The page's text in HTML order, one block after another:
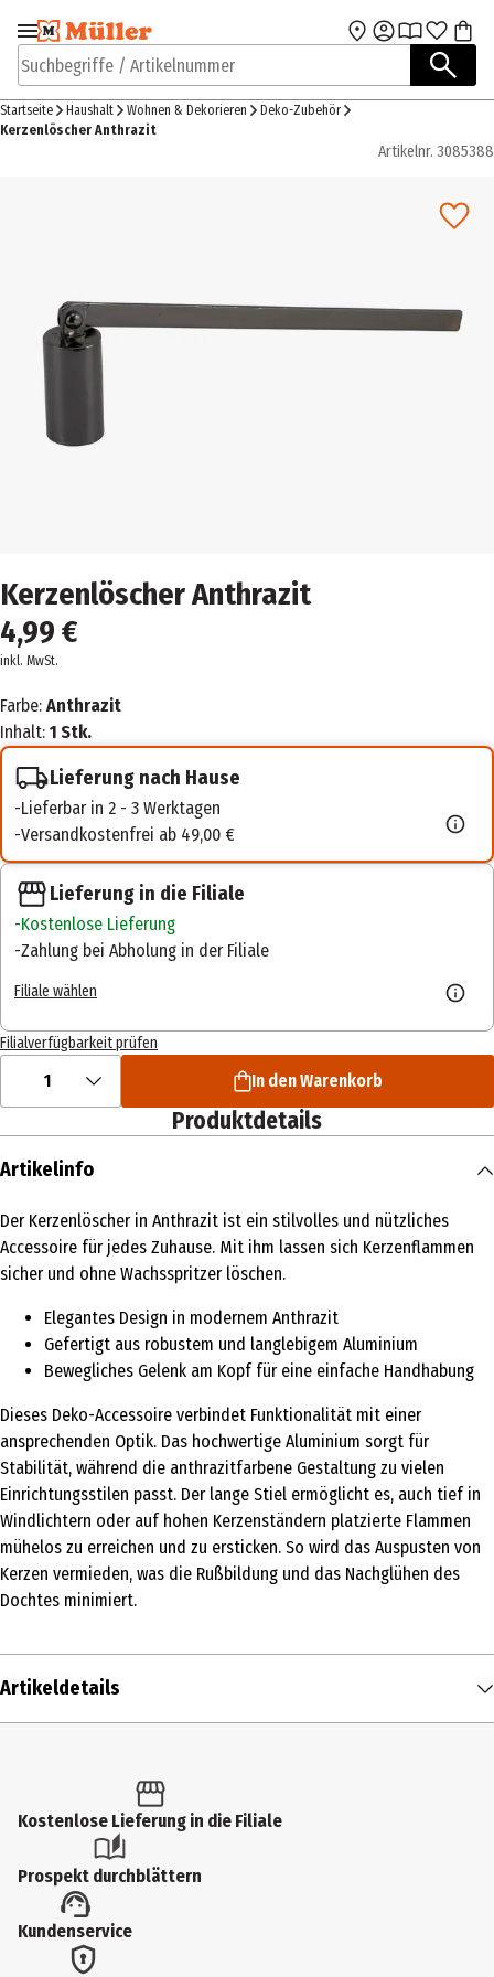
Zur Navigation
springen
Zum Hauptinhalt
Suchbegriffe / Artikelnummer
Startseite Haushalt Wohnen & Dekorieren
Deko-Zubehör
Kerzenlöscher Anthrazit
Artikelnr. 3085388
Kerzenlöscher Anthrazit
4,99 €
inkl. MwSt.
Farbe: Anthrazit
Inhalt: 1 Stk.
Lieferung nach Hause
Lieferbar in 2 - 3 Werktagen
Versandkostenfrei ab 49,00 €
Lieferung in die Filiale
Kostenlose Lieferung
Zahlung bei Abholung in der Filiale
Filiale wählen
Filialverfügbarkeit prüfen
1 In den Warenkorb
Produktdetails
Artikelinfo
Der Kerzenlöscher in Anthrazit ist ein stilvolles und nützliches
Accessoire für jedes Zuhause. Mit ihm lassen sich Kerzenflammen
sicher und ohne Wachsspritzer löschen.
Elegantes Design in modernem Anthrazit
Gefertigt aus robustem und langlebigem Aluminium
Bewegliches Gelenk am Kopf für eine einfache Handhabung
Dieses Deko-Accessoire verbindet Funktionalität mit einer
ansprechenden Optik. Das hochwertige Aluminium sorgt für
Stabilität, während die anthrazitfarbene Gestaltung zu vielen
Einrichtungsstilen passt. Der lange Stiel ermöglicht es, auch tief in
Windlichtern oder auf hohen Kerzenständern platzierte Flammen
mühelos zu erreichen und zu ersticken. So wird das Auspusten von
Kerzen vermieden, was die Rußbildung und das Nachglühen des
Dochtes minimiert.
Artikeldetails
Produkttyp
Deko-Zubehör
Durchmesser
2.3 cm
Kostenlose Lieferung in die Filiale
Prospekt durchblättern
Kundenservice